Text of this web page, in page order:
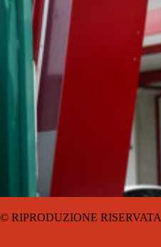
© RIPRODUZIONE RISERVATA